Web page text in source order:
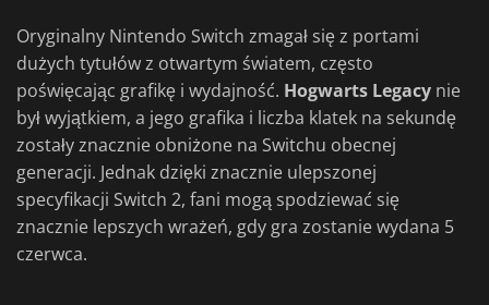
Oryginalny Nintendo Switch zmagał się z portami
dużych tytułów z otwartym światem, często
poświęcając grafikę i wydajność. Hogwarts Legacy nie
był wyjątkiem, a jego grafika i liczba klatek na sekundę
zostały znacznie obniżone na Switchu obecnej
generacji. Jednak dzięki znacznie ulepszonej
specyfikacji Switch 2, fani mogą spodziewać się
znacznie lepszych wrażeń, gdy gra zostanie wydana 5
czerwca.